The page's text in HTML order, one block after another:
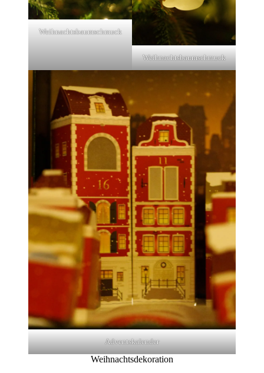
Weihnachtsbaumschmuck
Weihnachtsbaumschmuck
Adventskalender
Weihnachtsdekoration